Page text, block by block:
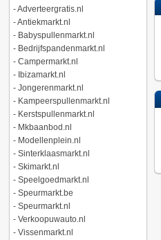
-Adverteergratis.nl
-Antiekmarkt.nl
- Babyspullenmarkt.nl
- Bedrijfspandenmarkt.nl
- Campermarkt.nl
- Ibizamarkt.nl
- Jongerenmarkt.nl
- Kampeerspullenmarkt.nl
- Kerstspullenmarkt.nl
- Mkbaanbod.nl
- Modellenplein.nl
- Sinterklaasmarkt.nl
- Skimarkt.nl
- Speelgoedmarkt.nl
- Speurmarkt.be
- Speurmarkt.nl
- Verkoopuwauto.nl
- Vissenmarkt.nl